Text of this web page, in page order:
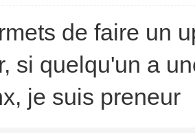
de faire un
si quelqu'un a
je suis preneur